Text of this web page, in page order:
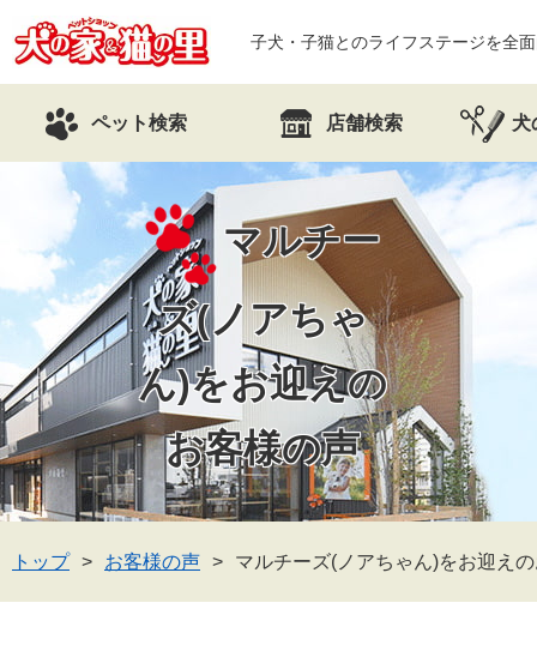
子犬・子猫とのライフステージを全
ペット検索 店舗検索 犬
マルチー
ズ(ノアちゃ
ん)をお迎えの
お客様の声
トップ お客様の声 マルチーズ(ノアちゃん)をお迎え